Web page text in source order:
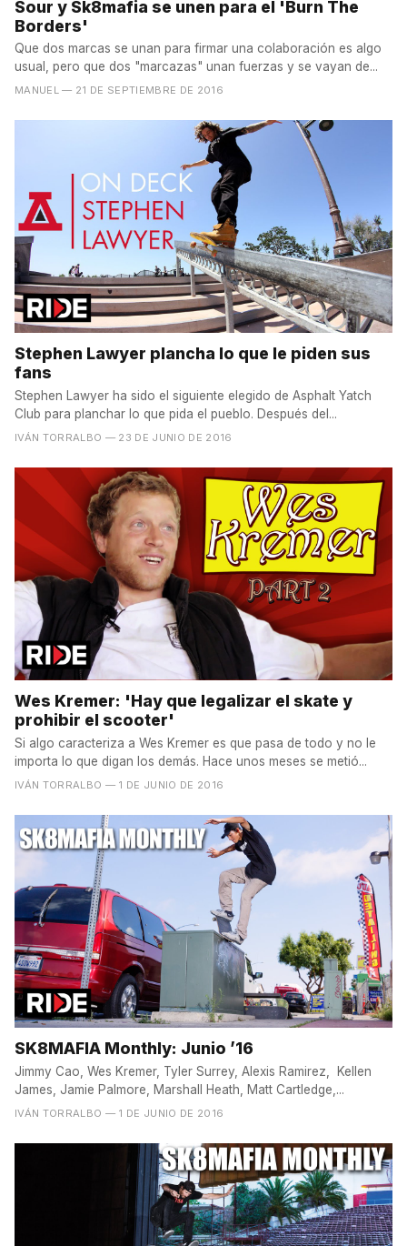
Sour y Sk8mafia se unen para el 'Burn The
Borders'
Que dos marcas se unan para firmar una colaboración es algo
usual, pero que dos "marcazas" unan fuerzas y se vayan de...
MANUEL — 21 DE SEPTIEMBRE DE 2016
Stephen Lawyer plancha lo que le piden sus
fans
Stephen Lawyer ha sido el siguiente elegido de Asphalt Yatch
Club para planchar lo que pida el pueblo. Después del...
IVÁN TORRALBO — 23 DE JUNIO DE 2016
Wes Kremer: 'Hay que legalizar el skate y
prohibir el scooter'
Si algo caracteriza a Wes Kremer es que pasa de todo y no le
importa lo que digan los demás. Hace unos meses se metió...
IVÁN TORRALBO — 1 DE JUNIO DE 2016
SK8MAFIA Monthly: Junio ’16
Jimmy Cao, Wes Kremer, Tyler Surrey, Alexis Ramirez, Kellen
James, Jamie Palmore, Marshall Heath, Matt Cartledge,...
IVÁN TORRALBO — 1 DE JUNIO DE 2016